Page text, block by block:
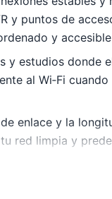
y puntos de
y
estudios donde
al Wi‑Fi
enlace y la
limpia y